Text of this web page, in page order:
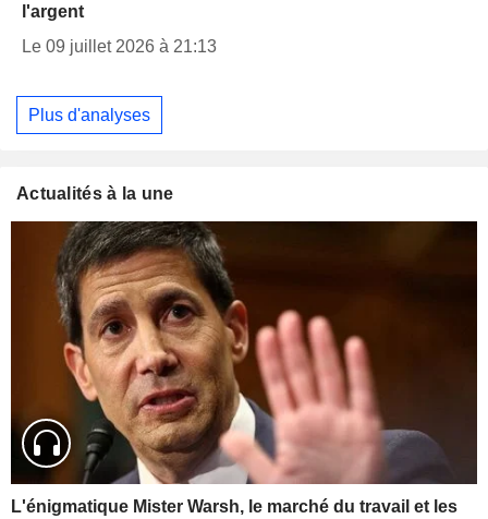
l'argent
Le 09 juillet 2026 à 21:13
Plus d'analyses
Actualités à la une
L'énigmatique Mister Warsh, le marché du travail et les